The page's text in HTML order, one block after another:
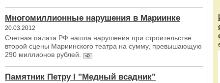
Многомиллионные нарушения в Мариинке
20.03.2012
Счетная палата РФ нашла нарушения при строительстве
второй сцены Мариинского театра на сумму, превышающую
290 миллионов рублей.
Памятник Петру I "Медный всадник"